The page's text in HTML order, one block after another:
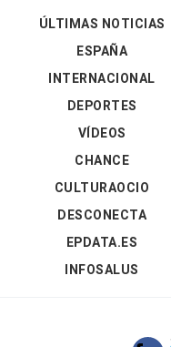
ÚLTIMAS NOTICIAS
ESPAÑA
INTERNACIONAL
DEPORTES
VÍDEOS
CHANCE
CULTURAOCIO
DESCONECTA
EPDATA.ES
INFOSALUS